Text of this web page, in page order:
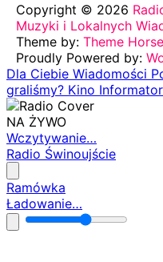
Copyright © 2026
Muzyki i Lokalnych
Theme by: Theme Horse
Proudly Powered by:
Dla Ciebie Wiadomości
graliśmy? Kino Informator
NA ŻYWO
Wczytywanie…
Radio Świnoujście
Ramówka
Ładowanie…